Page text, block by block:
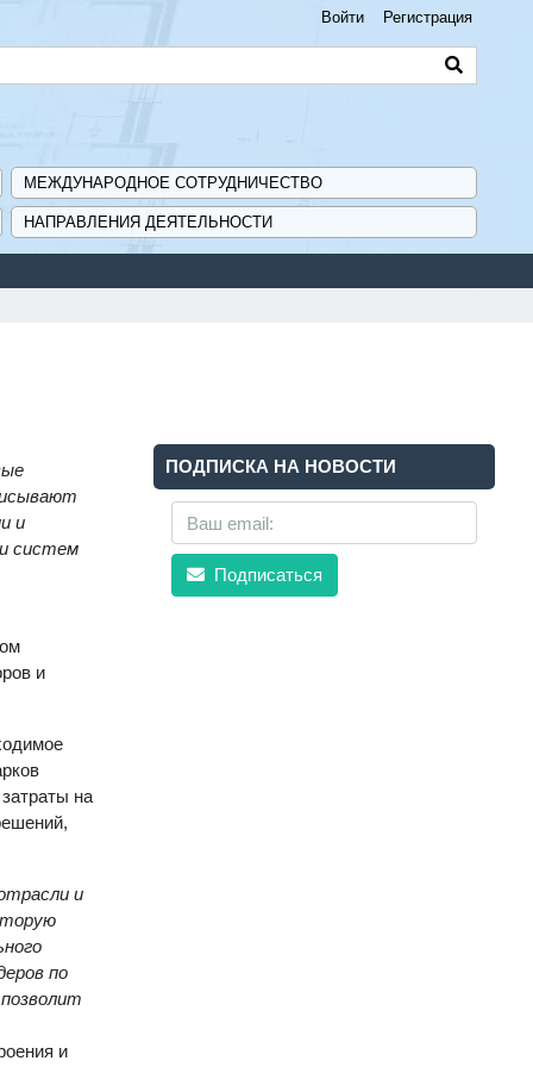
Войти Регистрация
МЕЖДУНАРОДНОЕ СОТРУДНИЧЕСТВО
НАПРАВЛЕНИЯ ДЕЯТЕЛЬНОСТИ
и
систем
и
на
и
по
и
ПОДПИСКА НА НОВОСТИ
Подписаться